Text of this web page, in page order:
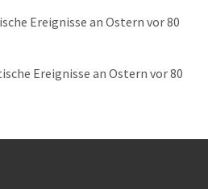
Ereignisse an Ostern vor 80
Ereignisse an Ostern vor 80